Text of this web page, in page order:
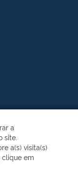
a
site.
a(s) visita(s)
clique em